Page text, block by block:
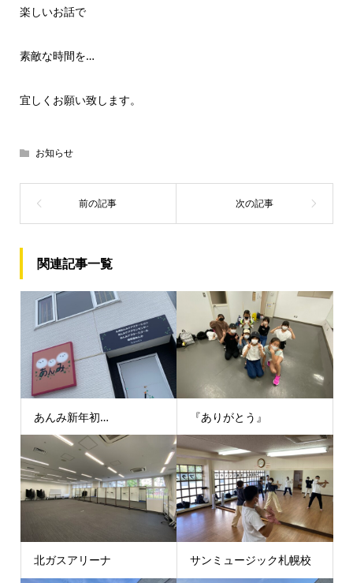
楽しいお話で
素敵な時間を…
宜しくお願い致します。
お知らせ
関連記事一覧
あんみ新年初… 『ありがとう』
北ガスアリーナ サンミュージック札幌校